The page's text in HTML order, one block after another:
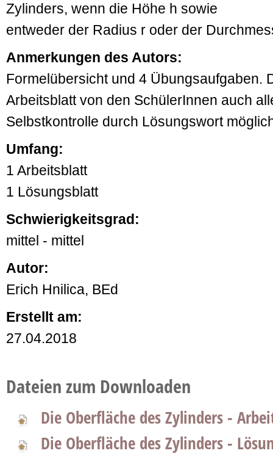
Zylinders, wenn die Höhe h sowie
entweder der Radius r oder der
Anmerkungen des Autors:
Formelübersicht und 4 Übungsaufgaben.
Arbeitsblatt von den SchülerInnen auch
Selbstkontrolle durch Lösungswort
Umfang:
1 Arbeitsblatt
1 Lösungsblatt
Schwierigkeitsgrad:
mittel - mittel
Autor:
Erich Hnilica, BEd
Erstellt am:
27.04.2018
Dateien zum Downloaden
Die Oberfläche des Zylinders -
Die Oberfläche des Zylinders -